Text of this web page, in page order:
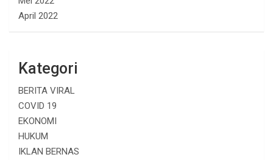
April 2022
Kategori
BERITA VIRAL
COVID 19
EKONOMI
HUKUM
IKLAN BERNAS